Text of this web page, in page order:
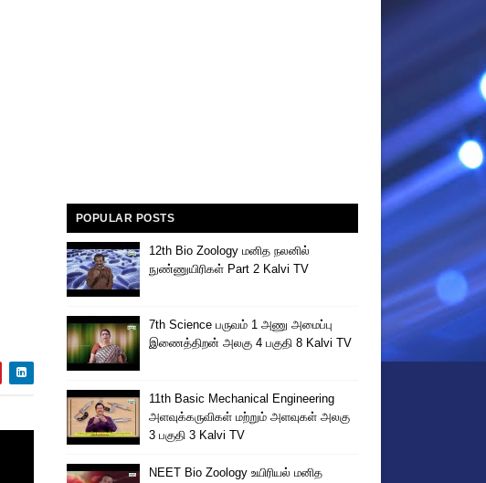
POPULAR POSTS
12th Bio Zoology மனித நலனில்
நுண்ணுயிரிகள் Part 2 Kalvi TV
7th Science பருவம் 1 அணு அமைப்பு
இணைத்திறன் அலகு 4 பகுதி 8 Kalvi TV
11th Basic Mechanical Engineering
அளவுக்கருவிகள் மற்றும் அளவுகள் அலகு
3 பகுதி 3 Kalvi TV
NEET Bio Zoology உயிரியல் மனித